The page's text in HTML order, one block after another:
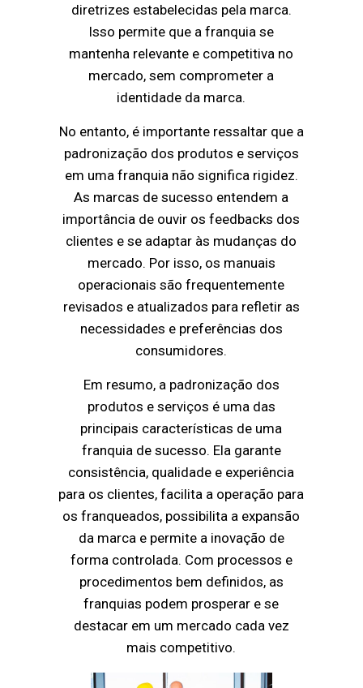
diretrizes estabelecidas pela marca.
Isso permite que a franquia se
mantenha relevante e competitiva no
mercado, sem comprometer a
identidade da marca.
No entanto, é importante ressaltar que a
padronização dos produtos e serviços
em uma franquia não significa rigidez.
As marcas de sucesso entendem a
importância de ouvir os feedbacks dos
clientes e se adaptar às mudanças do
mercado. Por isso, os manuais
operacionais são frequentemente
revisados e atualizados para refletir as
necessidades e preferências dos
consumidores.
Em resumo, a padronização dos
produtos e serviços é uma das
principais características de uma
franquia de sucesso. Ela garante
consistência, qualidade e experiência
para os clientes, facilita a operação para
os franqueados, possibilita a expansão
da marca e permite a inovação de
forma controlada. Com processos e
procedimentos bem definidos, as
franquias podem prosperar e se
destacar em um mercado cada vez
mais competitivo.